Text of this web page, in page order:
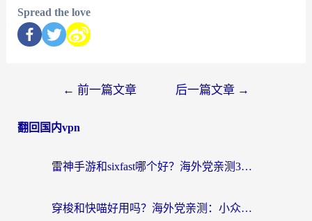
Spread the love
← 前一篇文章 后一篇文章 →
翻回国内vpn
雷神手游和sixfast哪个好？海外党亲测3款回国加速器，教你选对不踩坑
穿梭和快喵好用吗？海外党亲测：小众加速器对比+番茄加速器深度体验